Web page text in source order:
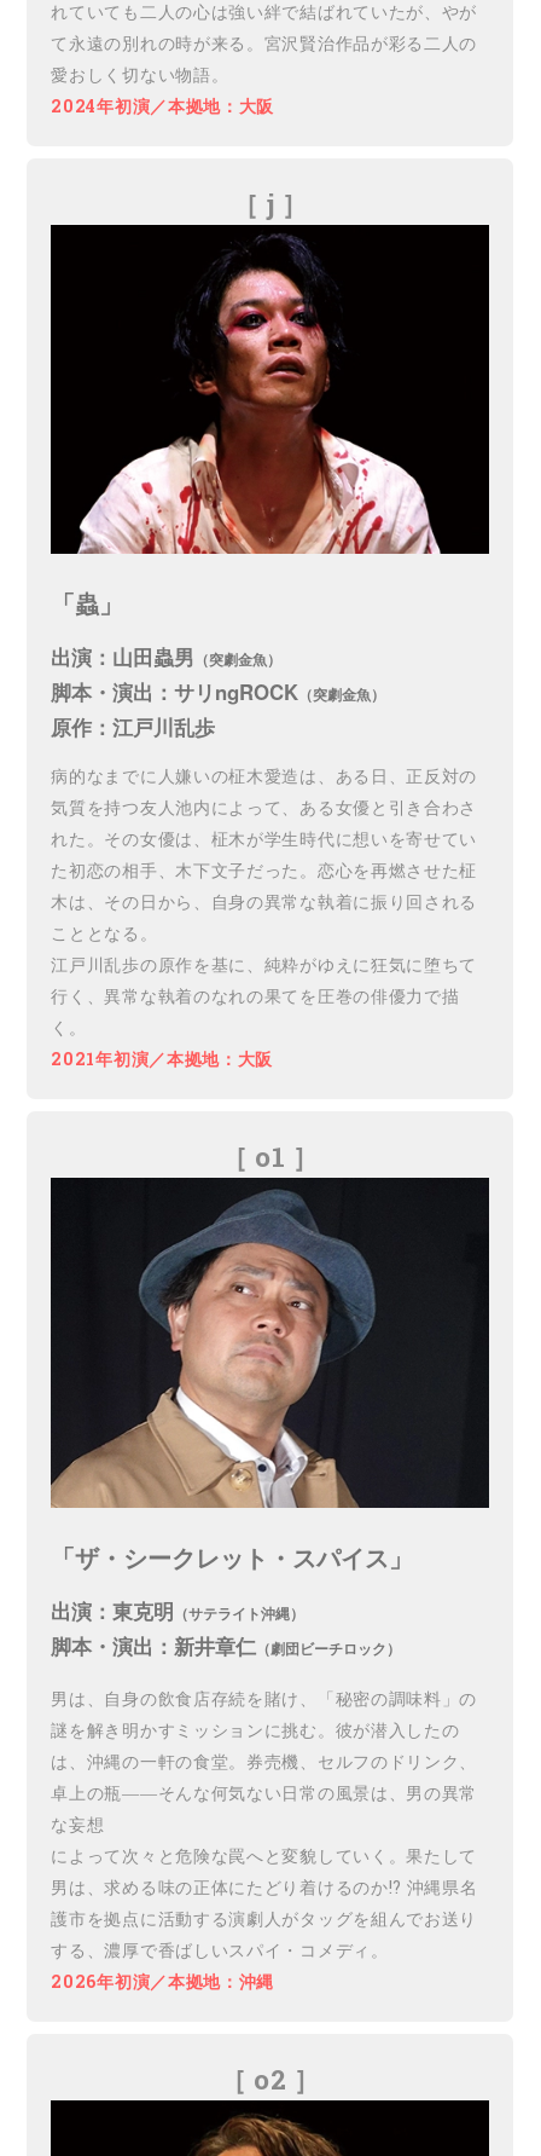
れていても二人の心は強い絆で結ばれていたが、やが
て永遠の別れの時が来る。宮沢賢治作品が彩る二人の
愛おしく切ない物語。
2024年初演／本拠地：大阪
［ j ］
「蟲」
出演：山田蟲男 （突劇金魚）
脚本・演出：サリngROCK （突劇金魚）
原作：江戸川乱歩
病的なまでに人嫌いの柾木愛造は、ある日、正反対の
気質を持つ友人池内によって、ある女優と引き合わさ
れた。その女優は、柾木が学生時代に想いを寄せてい
た初恋の相手、木下文子だった。恋心を再燃させた柾
木は、その日から、自身の異常な執着に振り回される
こととなる。
江戸川乱歩の原作を基に、純粋がゆえに狂気に堕ちて
行く、異常な執着のなれの果てを圧巻の俳優力で描
く。
2021年初演／本拠地：大阪
［ o1 ］
「ザ・シークレット・スパイス」
出演：東克明 （サテライト沖縄）
脚本・演出：新井章仁 （劇団ビーチロック）
男は、自身の飲食店存続を賭け、「秘密の調味料」の
謎を解き明かすミッションに挑む。彼が潜入したの
は、沖縄の一軒の食堂。券売機、セルフのドリンク、
卓上の瓶――そんな何気ない日常の風景は、男の異常
な妄想
によって次々と危険な罠へと変貌していく。果たして
男は、求める味の正体にたどり着けるのか!? 沖縄県名
護市を拠点に活動する演劇人がタッグを組んでお送り
する、濃厚で香ばしいスパイ・コメディ。
2026年初演／本拠地：沖縄
［ o2 ］